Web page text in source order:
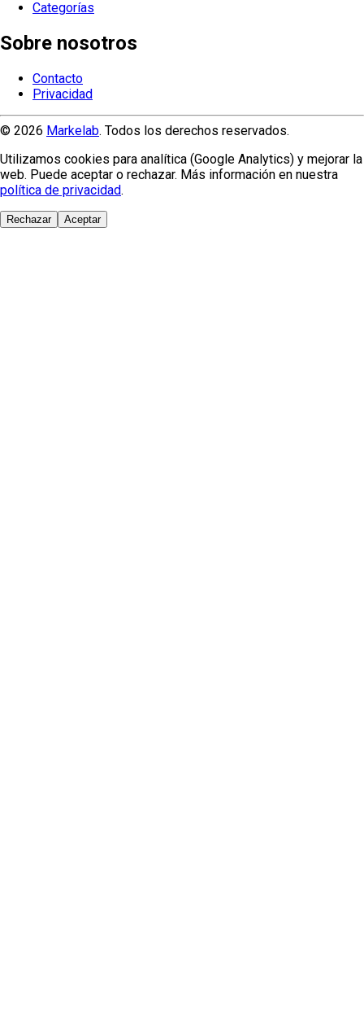
Categorías
Sobre nosotros
Contacto
Privacidad
© 2026 Markelab. Todos los derechos reservados.
Utilizamos cookies para analítica (Google Analytics) y mejorar la
web. Puede aceptar o rechazar. Más información en nuestra
política de privacidad.
Rechazar Aceptar